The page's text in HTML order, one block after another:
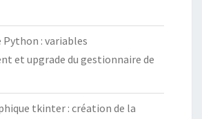
: variables
et upgrade du gestionnaire de
tkinter : création de la